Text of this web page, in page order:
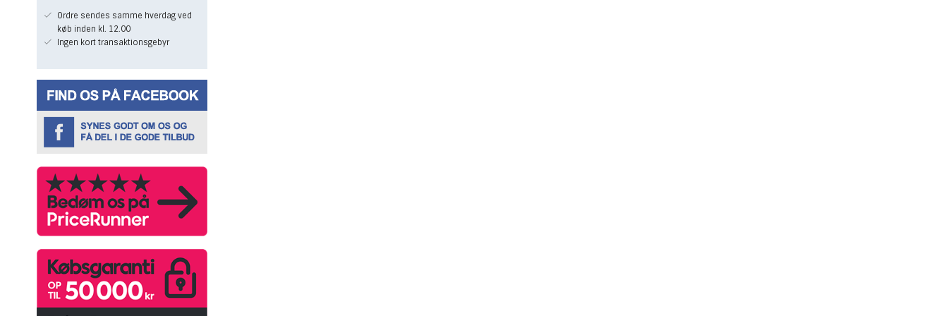
Ordre sendes samme hverdag ved
køb inden kl. 12.00
Ingen kort transaktionsgebyr